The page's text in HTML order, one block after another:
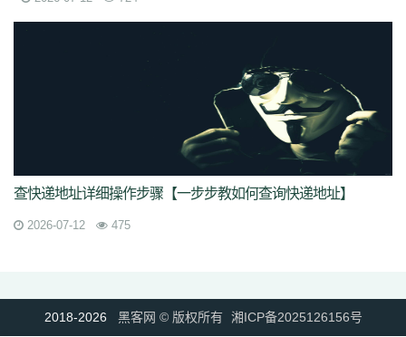
查快递地址详细操作步骤【一步步教如何查询快递地址】
2026-07-12 475
2018-2026 黑客网 ©️ 版权所有 湘ICP备2025126156号